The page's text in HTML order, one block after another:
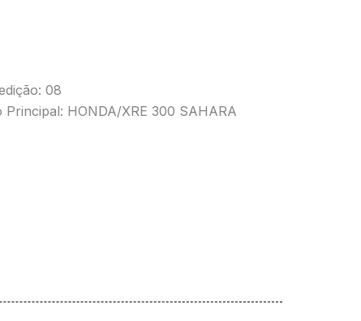
08
Principal: HONDA/XRE 300 SAHARA